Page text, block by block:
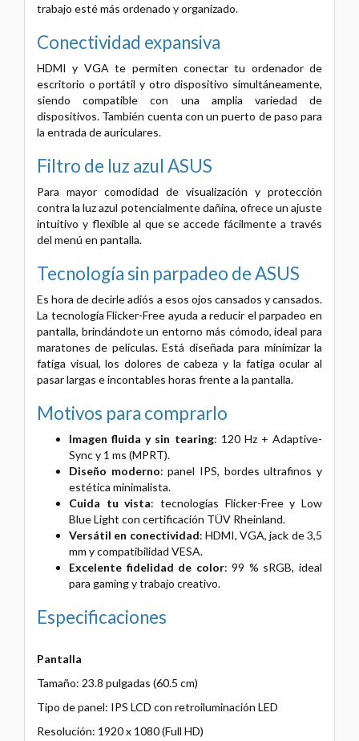
trabajo esté más ordenado y organizado.
Conectividad expansiva
HDMI y VGA te permiten conectar tu ordenador de
escritorio o portátil y otro dispositivo simultáneamente,
siendo compatible con una amplia variedad de
dispositivos. También cuenta con un puerto de paso para
la entrada de auriculares.
Filtro de luz azul ASUS
Para mayor comodidad de visualización y protección
contra la luz azul potencialmente dañina, ofrece un ajuste
intuitivo y flexible al que se accede fácilmente a través
del menú en pantalla.
Tecnología sin parpadeo de ASUS
Es hora de decirle adiós a esos ojos cansados ​​y cansados.
La tecnología Flicker-Free ayuda a reducir el parpadeo en
pantalla, brindándote un entorno más cómodo, ideal para
maratones de películas. Está diseñada para minimizar la
fatiga visual, los dolores de cabeza y la fatiga ocular al
pasar largas e incontables horas frente a la pantalla.
Motivos para comprarlo
Imagen fluida y sin tearing: 120 Hz + Adaptive-
Sync y 1 ms (MPRT).
Diseño moderno: panel IPS, bordes ultrafinos y
estética minimalista.
Cuida tu vista: tecnologías Flicker-Free y Low
Blue Light con certificación TÜV Rheinland.
Versátil en conectividad: HDMI, VGA, jack de 3,5
mm y compatibilidad VESA.
Excelente fidelidad de color: 99 % sRGB, ideal
para gaming y trabajo creativo.
Especificaciones
Pantalla
Tamaño: 23.8 pulgadas (60.5 cm)
Tipo de panel: IPS LCD con retroiluminación LED
Resolución: 1920 x 1080 (Full HD)